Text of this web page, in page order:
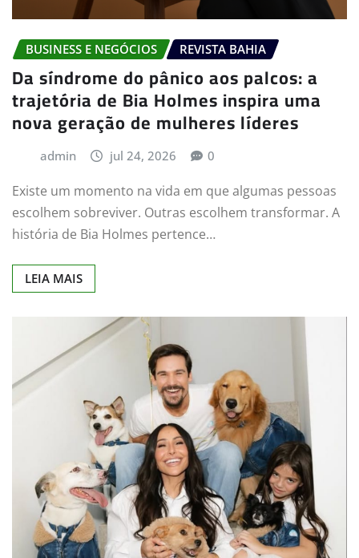
BUSINESS E NEGÓCIOS REVISTA BAHIA
Da síndrome do pânico aos palcos: a
trajetória de Bia Holmes inspira uma
nova geração de mulheres líderes
admin jul 24, 2026 0
Existe um momento na vida em que algumas pessoas
escolhem sobreviver. Outras escolhem transformar. A
história de Bia Holmes pertence…
LEIA MAIS